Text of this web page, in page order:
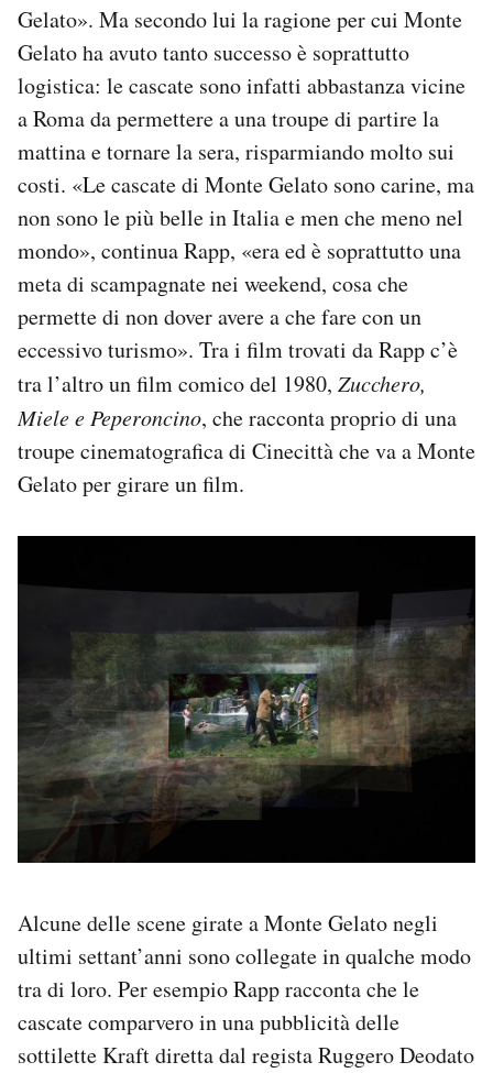
Gelato». Ma secondo lui la ragione per cui Monte
Gelato ha avuto tanto successo è soprattutto
logistica: le cascate sono infatti abbastanza vicine
a Roma da permettere a una troupe di partire la
mattina e tornare la sera, risparmiando molto sui
costi. «Le cascate di Monte Gelato sono carine, ma
non sono le più belle in Italia e men che meno nel
mondo», continua Rapp, «era ed è soprattutto una
meta di scampagnate nei weekend, cosa che
permette di non dover avere a che fare con un
eccessivo turismo». Tra i film trovati da Rapp c’è
tra l’altro un film comico del 1980, Zucchero,
Miele e Peperoncino, che racconta proprio di una
troupe cinematografica di Cinecittà che va a Monte
Gelato per girare un film.
Alcune delle scene girate a Monte Gelato negli
ultimi settant’anni sono collegate in qualche modo
tra di loro. Per esempio Rapp racconta che le
cascate comparvero in una pubblicità delle
sottilette Kraft diretta dal regista Ruggero Deodato